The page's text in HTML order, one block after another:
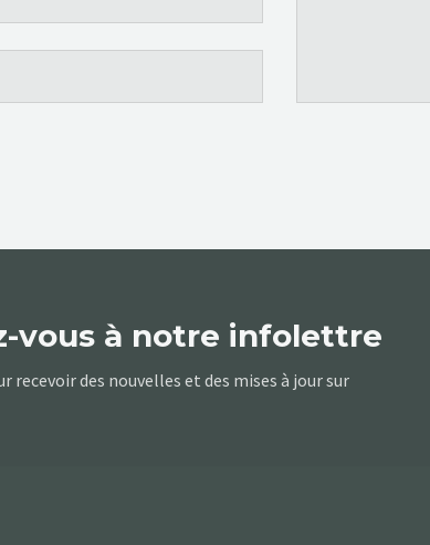
vous à notre infolettre
recevoir des nouvelles et des mises à jour sur